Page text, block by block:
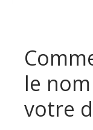
le
votre